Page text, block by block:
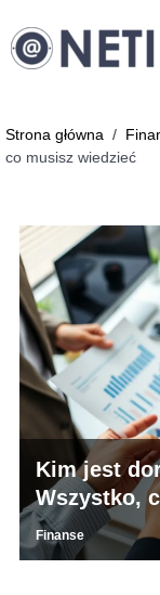
Strona główna /
co musisz wiedzieć
Kim jest
Wszystko,
Finanse